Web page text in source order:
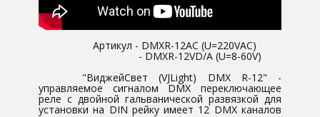
​​Артикул - DMXR-12AC (U=220VAC)
- DMXR-12VD/A (U=8-60V)
​"​ВиджейСвет (VJLight) DMX R-12" -
управляемое сигналом DMX переключающее
реле с двойной гальванической развязкой для
установки на DIN рейку имеет 12 DMX каналов